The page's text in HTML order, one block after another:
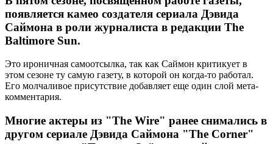
появляется камео создателя сериала Дэвида
Саймона в роли журналиста в редакции The
Baltimore Sun.
Это ироничная самоотсылка, так как Саймон критикует в
этом сезоне ту самую газету, в которой он когда-то работал.
Его молчаливое присутствие добавляет еще один слой мета-
комментария.
Многие актеры из "The Wire" ранее снимались в
другом сериале Дэвида Саймона "The Corner"